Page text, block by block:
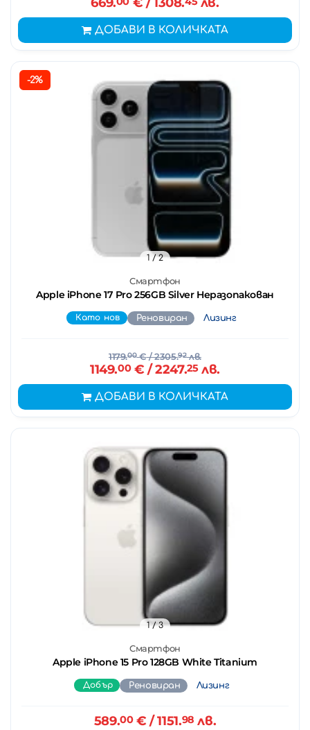
ДОБАВИ В КОЛИЧКАТА
-2%
Смартфон
Apple iPhone 17 Pro 256GB Silver Неразопакован
1 / 2
Като нов Реновиран Лизинг
1179.00€/ 2305.92лв.
1149.00€ / 2247.25лв.
ДОБАВИ В КОЛИЧКАТА
Смартфон
Apple iPhone 15 Pro 128GB White Titanium
1/ 3
Добър Реновиран Лизинг
589.00€ / 1151.98 лв.